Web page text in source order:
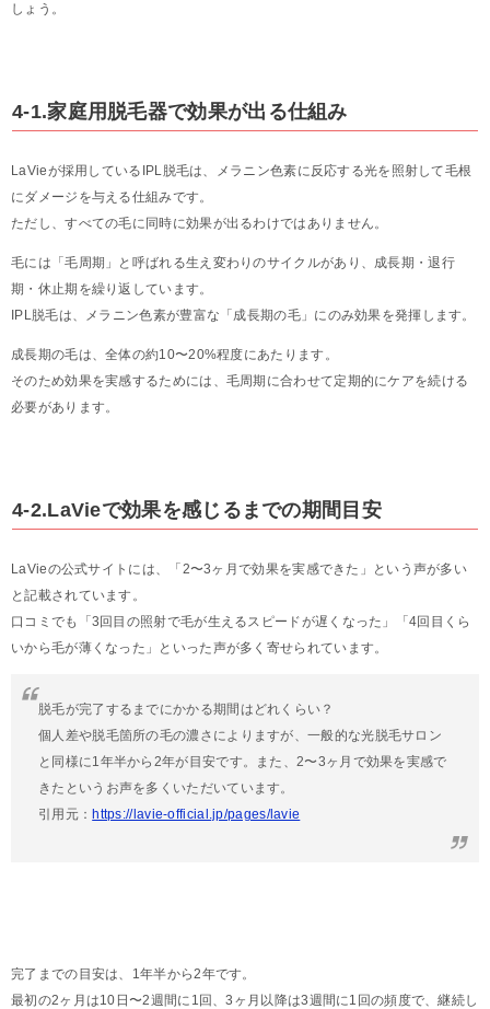
しょう。
4-1.家庭用脱毛器で効果が出る仕組み
LaVieが採用しているIPL脱毛は、メラニン色素に反応する光を照射して毛根
にダメージを与える仕組みです。
ただし、すべての毛に同時に効果が出るわけではありません。
毛には「毛周期」と呼ばれる生え変わりのサイクルがあり、成長期・退行
期・休止期を繰り返しています。
IPL脱毛は、メラニン色素が豊富な「成長期の毛」にのみ効果を発揮します。
成長期の毛は、全体の約10〜20%程度にあたります。
そのため効果を実感するためには、毛周期に合わせて定期的にケアを続ける
必要があります。
4-2.LaVieで効果を感じるまでの期間目安
LaVieの公式サイトには、「2〜3ヶ月で効果を実感できた」という声が多い
と記載されています。
口コミでも「3回目の照射で毛が生えるスピードが遅くなった」「4回目くら
いから毛が薄くなった」といった声が多く寄せられています。
脱毛が完了するまでにかかる期間はどれくらい？
個人差や脱毛箇所の毛の濃さによりますが、一般的な光脱毛サロン
と同様に1年半から2年が目安です。また、2〜3ヶ月で効果を実感で
きたというお声を多くいただいています。
引用元：https://lavie-official.jp/pages/lavie
完了までの目安は、1年半から2年です。
最初の2ヶ月は10日〜2週間に1回、3ヶ月以降は3週間に1回の頻度で、継続し